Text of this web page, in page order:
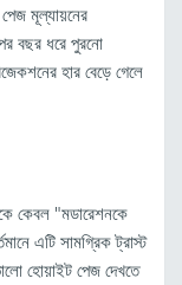
পেজ মূল্যায়নের
বছর ধরে পুরনো
হার বেড়ে গেলে
কেবল "মডারেশনকে
এটি সামগ্রিক ট্রাস্ট
হোয়াইট পেজ দেখতে